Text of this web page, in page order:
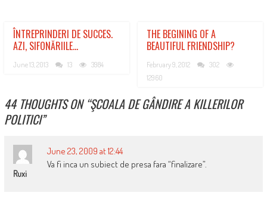
ÎNTREPRINDERI DE SUCCES.
AZI, SIFONĂRIILE…
June 13, 2013 13 3984
THE BEGINING OF A
BEAUTIFUL FRIENDSHIP?
February 9, 2012
302
12960
44 THOUGHTS ON “ŞCOALA DE GÂNDIRE A KILLERILOR
POLITICI”
Ruxi
June 23, 2009 at 12:44
Va fi inca un subiect de presa fara “finalizare”.